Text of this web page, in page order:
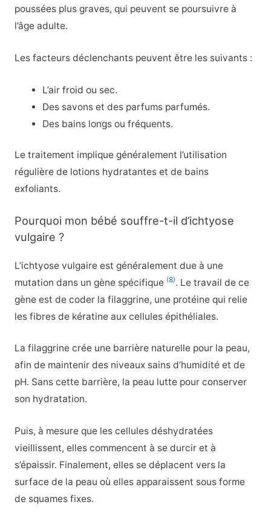
poussées plus graves, qui peuvent se poursuivre à
l’âge adulte.
Les facteurs déclenchants peuvent être les suivants :
L’air froid ou sec.
Des savons et des parfums parfumés.
Des bains longs ou fréquents.
Le traitement implique généralement l’utilisation
régulière de lotions hydratantes et de bains
exfoliants.
Pourquoi mon bébé souffre-t-il d’ichtyose
vulgaire ?
L’ichtyose vulgaire est généralement due à une
mutation dans un gène spécifique (8). Le travail de ce
gène est de coder la filaggrine, une protéine qui relie
les fibres de kératine aux cellules épithéliales.
La filaggrine crée une barrière naturelle pour la peau,
afin de maintenir des niveaux sains d’humidité et de
pH. Sans cette barrière, la peau lutte pour conserver
son hydratation.
Puis, à mesure que les cellules déshydratées
vieillissent, elles commencent à se durcir et à
s’épaissir. Finalement, elles se déplacent vers la
surface de la peau où elles apparaissent sous forme
de squames fixes.